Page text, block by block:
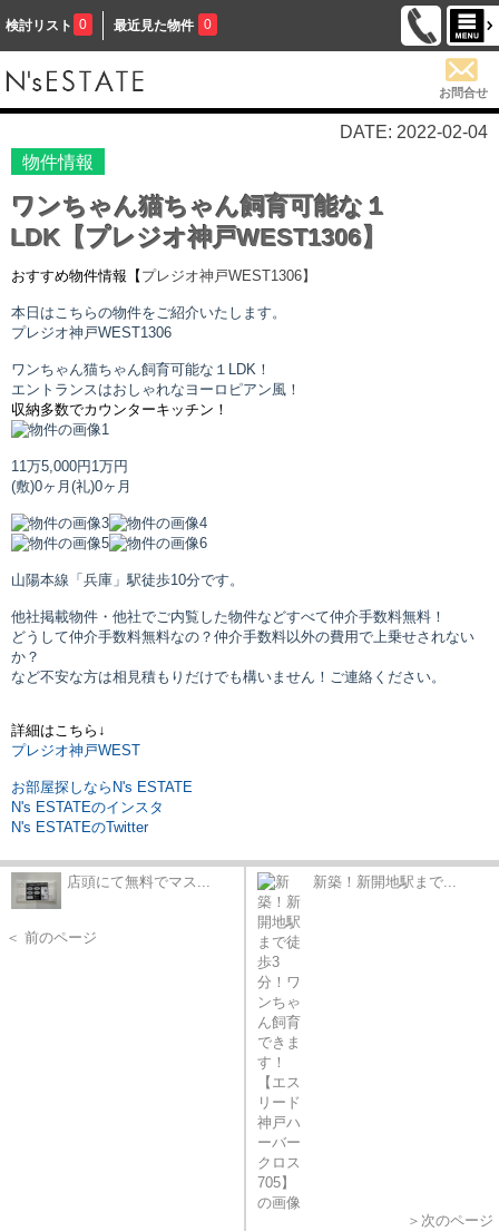
検討リスト 0 最近見た物件 0
お問合せ
DATE: 2022-02-04
物件情報
ワンちゃん猫ちゃん飼育可能な１
LDK【プレジオ神戸WEST1306】
おすすめ物件情報【 プレジオ神戸WEST1306】
本日はこちらの物件をご紹介いたします。
プレジオ神戸WEST1306
ワンちゃん猫ちゃん飼育可能な１LDK！
エントランスはおしゃれなヨーロピアン風！
収納多数でカウンターキッチン！
11万5,000円 1万円
(敷)0ヶ月 (礼)0ヶ月
山陽本線「兵庫」駅徒歩10分です。
他社掲載物件・他社でご内覧した物件などすべて仲介手数料無料！
どうして仲介手数料無料なの？仲介手数料以外の費用で上乗せされない
か？
など不安な方は相見積もりだけでも構いません！ご連絡ください。
詳細はこちら↓
プレジオ神戸WEST
お部屋探しならN's ESTATE
N's ESTATEのインスタ
N's ESTATEのTwitter
店頭にて無料でマス...
＜ 前のページ
新築！新開地駅まで...
＞次のページ